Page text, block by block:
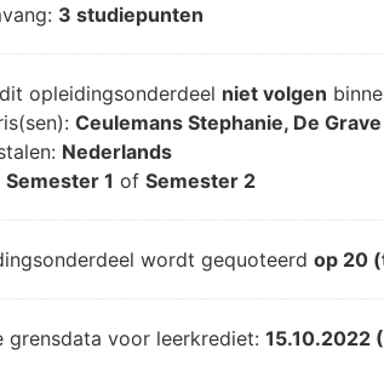
3 studiepunten
opleidingsonderdeel niet volgen
Ceulemans Stephanie, De
Nederlands
Semester 1 of Semester 2
wordt gequoteerd op 20
grensdata voor leerkrediet: 15.10.2022